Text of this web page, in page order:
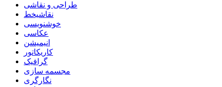
طراحی و نقاشی
نقاشیخط
خوشنویسی
عکاسی
انیمیشن
کاریکاتور
گرافیک
مجسمه سازی
نگارگری